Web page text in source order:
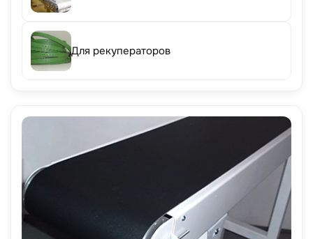
Для рекуператоров